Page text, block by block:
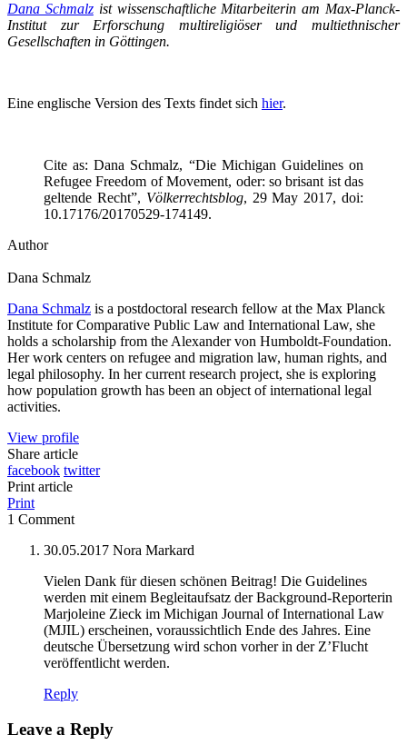
Dana Schmalzist wissenschaftliche Mitarbeiterin am Max-Planck-
Institut zur Erforschung multireligiöser und multiethnischer
Gesellschaften in Göttingen.
Eine englische Version des Texts findet sich hier.
Cite as: Dana Schmalz, “Die Michigan Guidelines on
Refugee Freedom of Movement, oder: so brisant ist das
geltende Recht”, Völkerrechtsblog, 29 May 2017, doi:
10.17176/20170529-174149.
Author
Dana Schmalz
Dana Schmalz is a postdoctoral research fellow at the Max Planck
Institute for Comparative Public Law and International Law, she
holds a scholarship from the Alexander von Humboldt-Foundation.
Her work centers on refugee and migration law, human rights, and
legal philosophy. In her current research project, she is exploring
how population growth has been an object of international legal
activities.
View profile
Share article
facebook twitter
Print article
Print
1 Comment
30.05.2017 Nora Markard
Vielen Dank für diesen schönen Beitrag! Die Guidelines
werden mit einem Begleitaufsatz der Background-Reporterin
Marjoleine Zieck im Michigan Journal of International Law
(MJIL) erscheinen, voraussichtlich Ende des Jahres. Eine
deutsche Übersetzung wird schon vorher in der Z’Flucht
veröffentlicht werden.
Reply
Leave a Reply